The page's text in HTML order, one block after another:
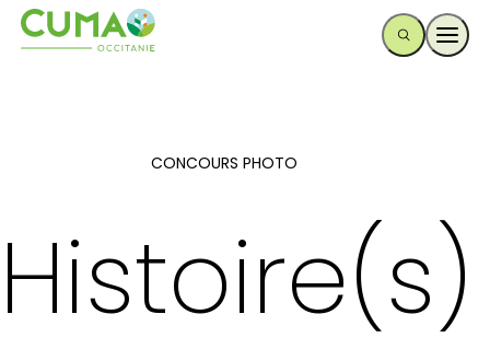
CONCOURS PHOTO
Histoire(s)